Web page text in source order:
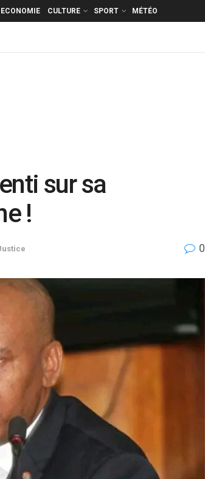
ECONOMIE CULTURE SPORT MÉTÉO
sur sa
!
0